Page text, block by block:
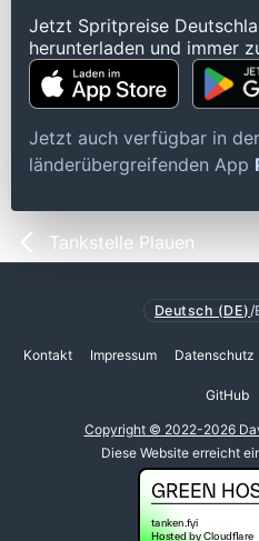
Jetzt Spritpreise
herunterladen und immer
Jetzt auch verfügbar in
länderübergreifenden App
Tankstelle Plauen
Deutsch (DE) /
Kontakt Impressum Datenschutz
GitHub
Copyright © 2022-2026
Diese Website erreicht